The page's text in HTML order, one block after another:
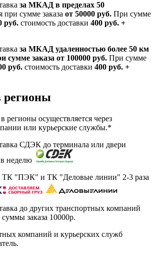
за МКАД в пределах 50
при сумме заказа от 50000 руб. При сумме
руб. стоимость доставки 400 руб. +
за МКАД удаленностью более 50 км
сумме заказа от 100000 руб. При сумме
руб. стоимость доставки 400 руб. +
регионы
регионы осуществляется через
или курьерские службы.*
СДЭК до терминала или двери
в неделю
ТК "ПЭК" и ТК "Деловые линии" 2-3 раза
до других транспортных компаний
суммы заказа 10000р.
компаний и курьерских служб